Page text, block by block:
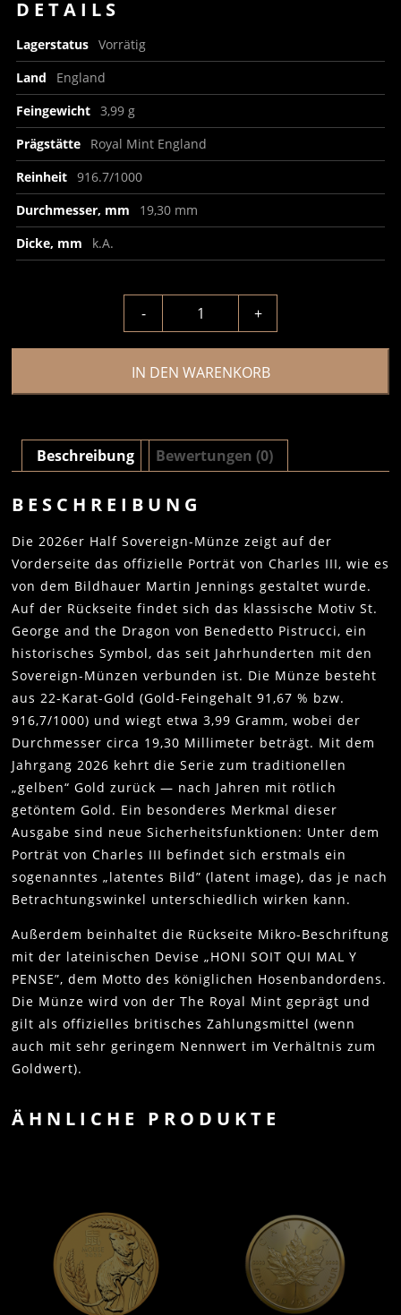
DETAILS
Lagerstatus Vorrätig
Land
England
Feingewicht 3,99 g
Prägstätte
Royal Mint England
Reinheit 916.7/1000
Durchmesser, mm
19,30 mm
Dicke, mm
k.A.
- +
IN DEN WARENKORB
Beschreibung Bewertungen (0)
BESCHREIBUNG
Die 2026er Half Sovereign-Münze zeigt auf der
Vorderseite das offizielle Porträt von Charles III, wie es
von dem Bildhauer Martin Jennings gestaltet wurde.
Auf der Rückseite findet sich das klassische Motiv St.
George and the Dragon von Benedetto Pistrucci, ein
historisches Symbol, das seit Jahrhunderten mit den
Sovereign-Münzen verbunden ist. Die Münze besteht
aus 22-Karat-Gold (Gold-Feingehalt 91,67 % bzw.
916,7/1000) und wiegt etwa 3,99 Gramm, wobei der
Durchmesser circa 19,30 Millimeter beträgt. Mit dem
Jahrgang 2026 kehrt die Serie zum traditionellen
„gelben“ Gold zurück — nach Jahren mit rötlich
getöntem Gold. Ein besonderes Merkmal dieser
Ausgabe sind neue Sicherheitsfunktionen: Unter dem
Porträt von Charles III befindet sich erstmals ein
sogenanntes „latentes Bild” (latent image), das je nach
Betrachtungswinkel unterschiedlich wirken kann.
Außerdem beinhaltet die Rückseite Mikro-Beschriftung
mit der lateinischen Devise „HONI SOIT QUI MAL Y
PENSE”, dem Motto des königlichen Hosenbandordens.
Die Münze wird von der The Royal Mint geprägt und
gilt als offizielles britisches Zahlungsmittel (wenn
auch mit sehr geringem Nennwert im Verhältnis zum
Goldwert).
ÄHNLICHE PRODUKTE